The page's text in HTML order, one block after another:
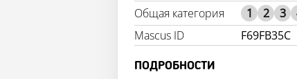
1 2 3
Mascus ID
F69FB35C
ПОДРОБНОСТИ